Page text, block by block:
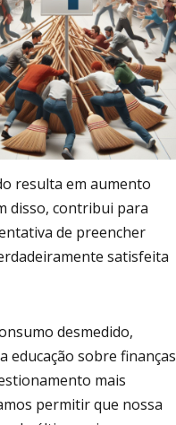
resulta em aumento
disso, contribui para
de preencher
satisfeita
desmedido,
educação sobre finanças
mais
permitir que nossa